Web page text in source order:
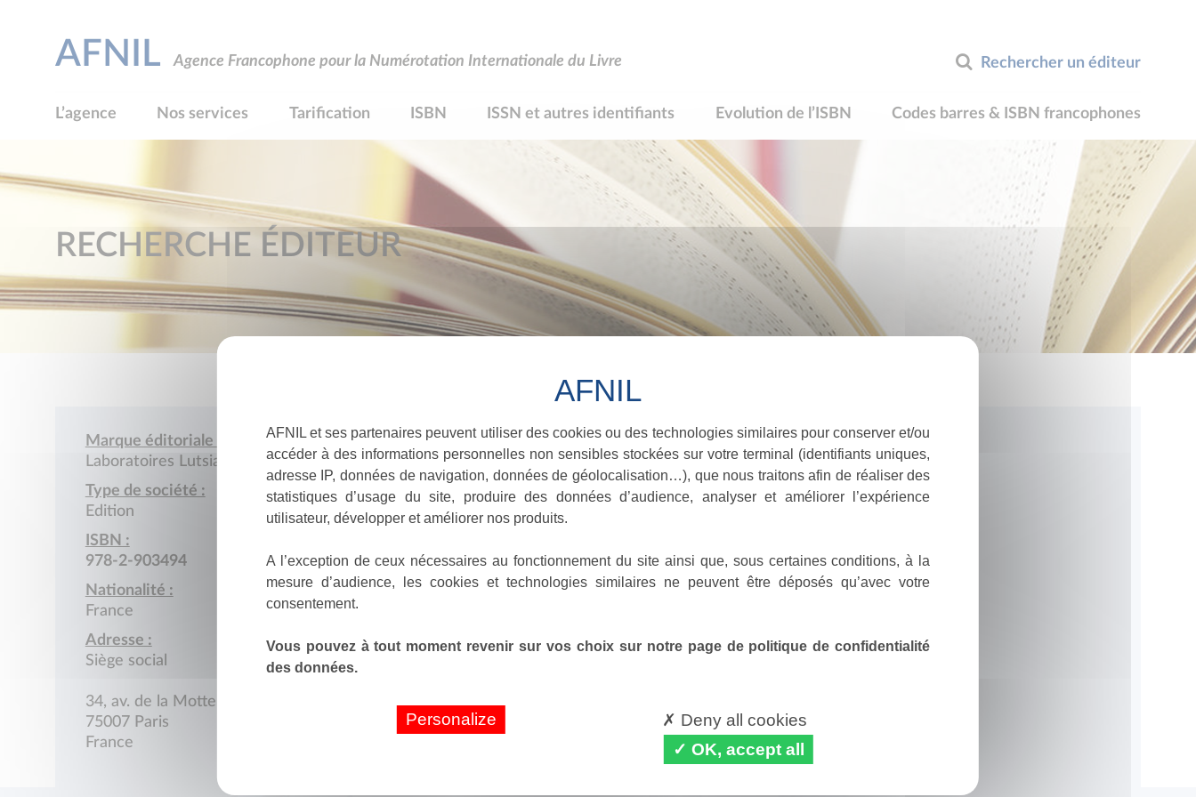
Rechercher un éditeur
AFNIL Agence Francophone pour la Numérotation Internationale du Livre
L’agence Nos services Tarification ISBN ISSN et autres identifiants Evolution de l’ISBN Codes barres & ISBN francophones
RECHERCHE ÉDITEUR
Marque éditoriale :
Laboratoires Lutsia
Type de société :
Edition
ISBN :
978-2-903494
Nationalité :
France
Adresse :
Siège social
34, av. de la Motte-Picquet
75007 Paris
France
AFNIL et ses partenaires peuvent utiliser des cookies ou des technologies similaires pour conserver et/ou
accéder à des informations personnelles non sensibles stockées sur votre terminal (identifiants uniques,
adresse IP, données de navigation, données de géolocalisation…), que nous traitons afin de réaliser des
statistiques d’usage du site, produire des données d’audience, analyser et améliorer l’expérience
utilisateur, développer et améliorer nos produits.
A l’exception de ceux nécessaires au fonctionnement du site ainsi que, sous certaines conditions, à la
mesure d’audience, les cookies et technologies similaires ne peuvent être déposés qu’avec votre
consentement.
Vous pouvez à tout moment revenir sur vos choix sur notre page de politique de confidentialité
des données.
Personalize
Deny all cookies
OK, accept all